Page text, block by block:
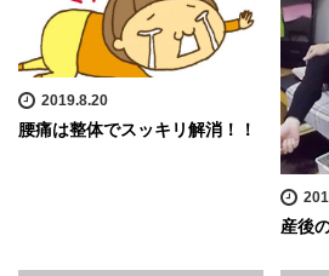
2019.8.20
腰痛は整体でスッキリ解消！！
産後